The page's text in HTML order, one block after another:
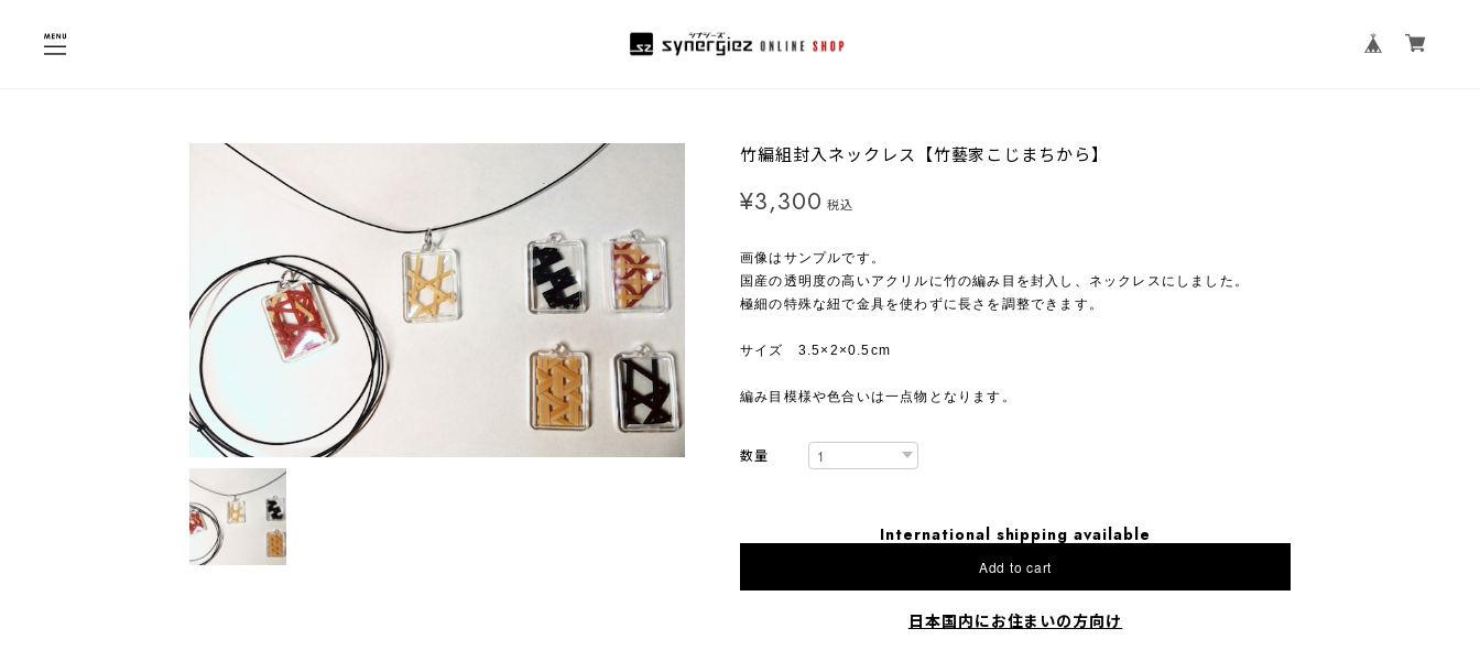
竹編組封入ネックレス【竹藝家こじまちから】
¥3,300 税込
画像はサンプルです。
国産の透明度の高いアクリルに竹の編み目を封入し、ネックレスにしました。
極細の特殊な紐で金具を使わずに長さを調整できます。
サイズ 3.5×2×0.5cm
編み目模様や色合いは一点物となります。
数量
International shipping available
Add to cart
日本国内にお住まいの方向け